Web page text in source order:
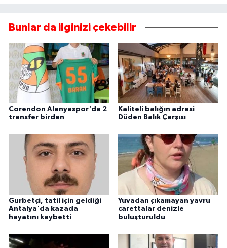
Bunlar da ilginizi çekebilir
Corendon Alanyaspor'da 2
transfer birden
Kaliteli balığın adresi
Düden Balık Çarşısı
Gurbetçi, tatil için geldiği
Antalya'da kazada
hayatını kaybetti
Yuvadan çıkamayan yavru
carettalar denizle
buluşturuldu